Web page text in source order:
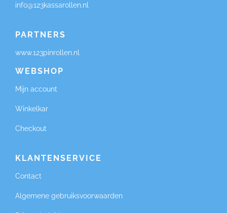
info@123kassarollen.nl
PARTNERS
www.123pinrollen.nl
WEBSHOP
Mijn account
Winkelkar
Checkout
KLANTENSERVICE
Contact
Algemene gebruiksvoorwaarden